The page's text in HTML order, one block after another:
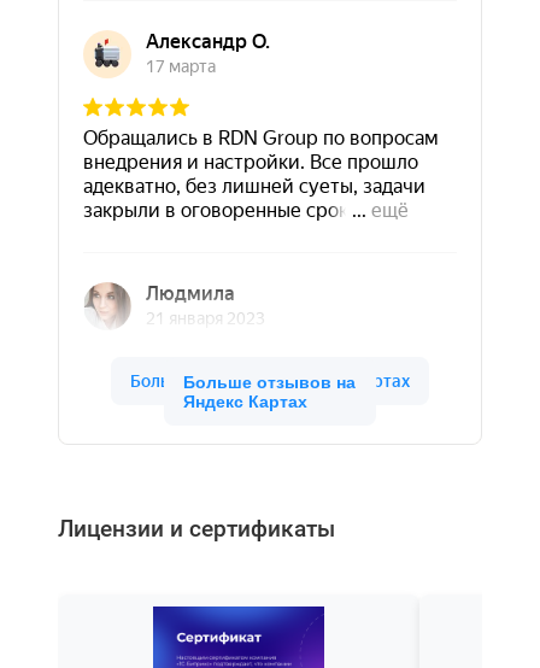
Больше отзывов на
Яндекс Картах
Лицензии и сертификаты